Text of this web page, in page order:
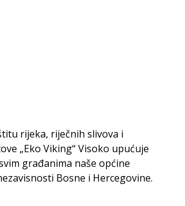
rijeka, riječnih slivova i
„Eko Viking“ Visoko upućuje
građanima naše općine
Bosne i Hercegovine.